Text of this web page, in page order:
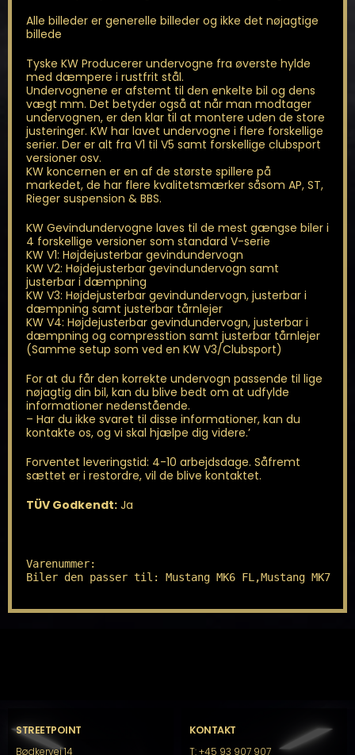
Alle billeder er generelle billeder og ikke det nøjagtige
billede
Tyske KW Producerer undervogne fra øverste hylde
med dæmpere i rustfrit stål.
Undervognene er afstemt til den enkelte bil og dens
vægt mm. Det betyder også at når man modtager
undervognen, er den klar til at montere uden de store
justeringer. KW har lavet undervogne i flere forskellige
serier. Der er alt fra V1 til V5 samt forskellige clubsport
versioner osv.
KW koncernen er en af de største spillere på
markedet, de har flere kvalitetsmærker såsom AP, ST,
Rieger suspension & BBS.
KW Gevindundervogne laves til de mest gængse biler i
4 forskellige versioner som standard V-serie
KW V1: Højdejusterbar gevindundervogn
KW V2: Højdejusterbar gevindundervogn samt
justerbar i dæmpning
KW V3: Højdejusterbar gevindundervogn, justerbar i
dæmpning samt justerbar tårnlejer
KW V4: Højdejusterbar gevindundervogn, justerbar i
dæmpning og compresstion samt justerbar tårnlejer
(Samme setup som ved en KW V3/Clubsport)
For at du får den korrekte undervogn passende til lige
nøjagtig din bil, kan du blive bedt om at udfylde
informationer nedenstående.
– Har du ikke svaret til disse informationer, kan du
kontakte os, og vi skal hjælpe dig videre.’
Forventet leveringstid: 4-10 arbejdsdage. Såfremt
sættet er i restordre, vil de blive kontaktet.
TÜV Godkendt:Ja
Varenummer:
Biler den passer til: Mustang MK6 FL,Mustang MK7
STREETPOINT
Bødkervej 14
KONTAKT
T: +45 93 907 907